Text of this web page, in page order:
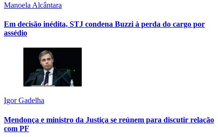
Manoela Alcântara
Em decisão inédita, STJ condena Buzzi à perda do cargo por
assédio
Igor Gadelha
Mendonça e ministro da Justiça se reúnem para discutir relação
com PF